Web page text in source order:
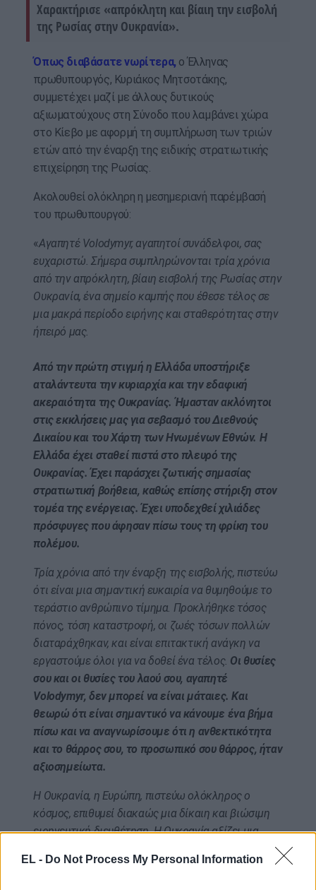
EL - Do Not Process My Personal Information
Χαρακτήρισε «απρόκλητη και βίαιη την εισβολή
της Ρωσίας στην Ουκρανία».
Όπως διαβάσατε νωρίτερα, ο Έλληνας
πρωθυπουργός, Κυριάκος Μητσοτάκης,
συμμετέχει μαζί με άλλους δυτικούς
αξιωματούχους στη Σύνοδο που λαμβάνει χώρα
στο Κίεβο με αφορμή τη συμπλήρωση των τριών
ετών από την έναρξη της ειδικής στρατιωτικής
επιχείρηση της Ρωσίας.
Ακολουθεί ολόκληρη η μεσημεριανή παρέμβασή
του πρωθυπουργού:
«Αγαπητέ Volodymyr, αγαπητοί συνάδελφοι, σας
ευχαριστώ. Σήμερα συμπληρώνονται τρία χρόνια
από την απρόκλητη, βίαιη εισβολή της Ρωσίας στην
Ουκρανία, ένα σημείο καμπής που έθεσε τέλος σε
μια μακρά περίοδο ειρήνης και σταθερότητας στην
ήπειρό μας.
Από την πρώτη στιγμή η Ελλάδα υποστήριξε
αταλάντευτα την κυριαρχία και την εδαφική
ακεραιότητα της Ουκρανίας. Ήμασταν ακλόνητοι
στις εκκλήσεις μας για σεβασμό του Διεθνούς
Δικαίου και του Χάρτη των Ηνωμένων Εθνών. Η
Ελλάδα έχει σταθεί πιστά στο πλευρό της
Ουκρανίας. Έχει παράσχει ζωτικής σημασίας
στρατιωτική βοήθεια, καθώς επίσης στήριξη στον
τομέα της ενέργειας. Έχει υποδεχθεί χιλιάδες
πρόσφυγες που άφησαν πίσω τους τη φρίκη του
πολέμου.
Τρία χρόνια από την έναρξη της εισβολής, πιστεύω
ότι είναι μια σημαντική ευκαιρία να θυμηθούμε το
τεράστιο ανθρώπινο τίμημα. Προκλήθηκε τόσος
πόνος, τόση καταστροφή, οι ζωές τόσων πολλών
διαταράχθηκαν, και είναι επιτακτική ανάγκη να
εργαστούμε όλοι για να δοθεί ένα τέλος. Οι θυσίες
σου και οι θυσίες του λαού σου, αγαπητέ
Volodymyr, δεν μπορεί να είναι μάταιες. Και
θεωρώ ότι είναι σημαντικό να κάνουμε ένα βήμα
πίσω και να αναγνωρίσουμε ότι η ανθεκτικότητα
και το θάρρος σου, το προσωπικό σου θάρρος, ήταν
αξιοσημείωτα.
Η Ουκρανία, η Ευρώπη, πιστεύω ολόκληρος ο
κόσμος, επιθυμεί διακαώς μια δίκαιη και βιώσιμη
ειρηνευτική διευθέτηση. Η Ουκρανία αξίζει μια
μια ειρήνη που θα σέβεται την ανεξαρτησία της,